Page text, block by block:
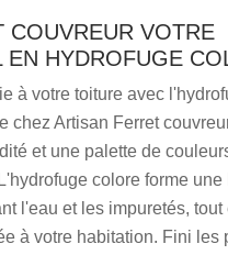
COUVREUR VOTRE
EN HYDROFUGE
à votre toiture avec
chez Artisan Ferret
et une palette de
colore forme une
l'eau et les impuretés, tout
à votre habitation. Fini les